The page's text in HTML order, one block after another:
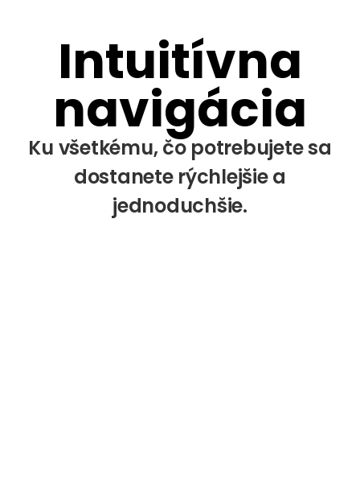
Intuitívna
navigácia
Ku všetkému, čo potrebujete sa
dostanete rýchlejšie a
jednoduchšie.